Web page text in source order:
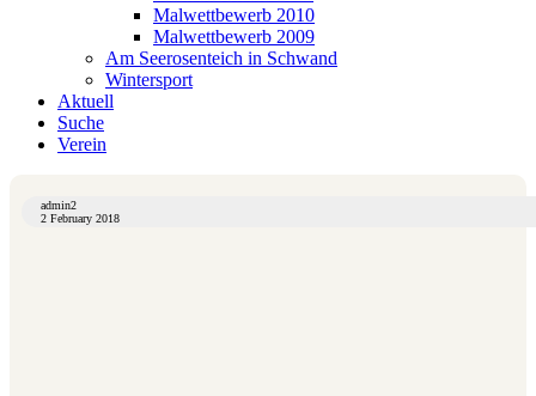
Malwettbewerb 2010
Malwettbewerb 2009
Am Seerosenteich in Schwand
Wintersport
Aktuell
Suche
Verein
admin2
2 February 2018